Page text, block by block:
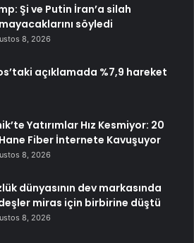
Şi ve Putin İran’a silah
söyledi
8, 2026
açıklamada %7,9 hareket
Yatırımlar Hız Kesmiyor: 20
Fiber İnternete Kavuşuyor
8, 2026
dünyasının dev markasında
miras için birbirine düştü
8, 2026